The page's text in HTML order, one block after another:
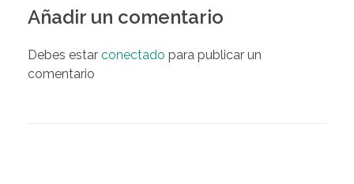
Añadir un comentario
Debes estar conectado para publicar un
comentario